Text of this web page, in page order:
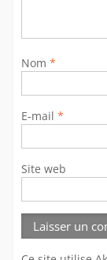
Nom *
E-mail *
Site web